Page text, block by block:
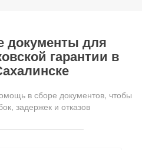
документы для
гарантии в
в сборе документов, чтобы
задержек и отказов